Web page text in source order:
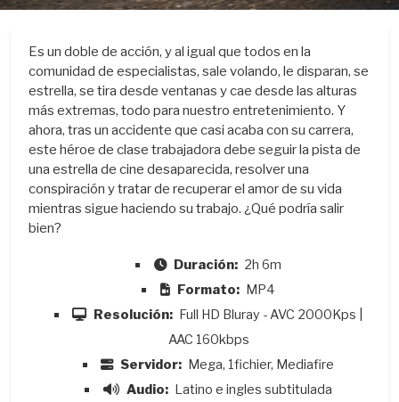
Es un doble de acción, y al igual que todos en la
comunidad de especialistas, sale volando, le disparan, se
estrella, se tira desde ventanas y cae desde las alturas
más extremas, todo para nuestro entretenimiento. Y
ahora, tras un accidente que casi acaba con su carrera,
este héroe de clase trabajadora debe seguir la pista de
una estrella de cine desaparecida, resolver una
conspiración y tratar de recuperar el amor de su vida
mientras sigue haciendo su trabajo. ¿Qué podría salir
bien?
Duración: 2h 6m
Formato: MP4
Resolución: Full HD Bluray - AVC 2000Kps |
AAC 160kbps
Servidor: Mega, 1fichier, Mediafire
Audio: Latino e ingles subtitulada